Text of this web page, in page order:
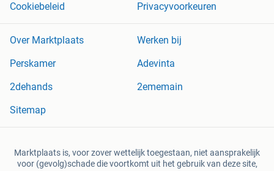
Cookiebeleid
Privacyvoorkeuren
Over Marktplaats
Werken bij
Perskamer
Adevinta
2dehands
2ememain
Sitemap
Marktplaats is, voor zover wettelijk toegestaan, niet aansprakelijk
voor (gevolg)schade die voortkomt uit het gebruik van deze site,